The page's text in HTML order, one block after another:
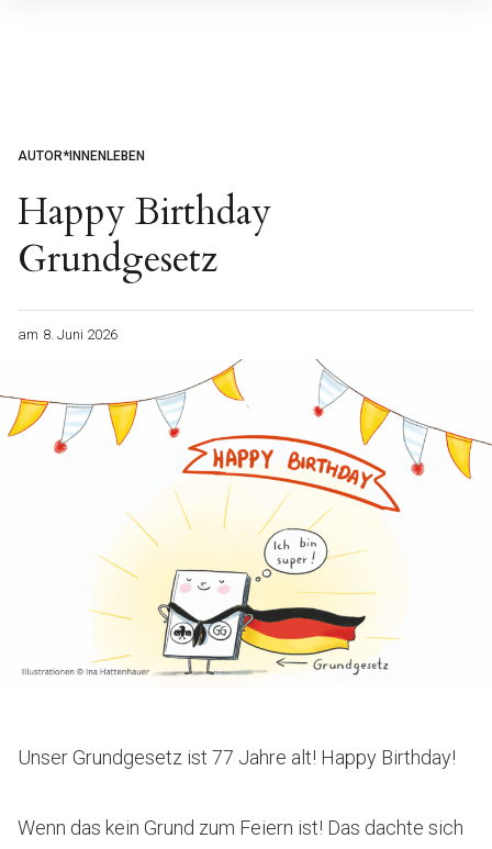
AUTOR*INNENLEBEN
Happy Birthday
Grundgesetz
am 8. Juni 2026
Unser Grundgesetz ist 77 Jahre alt! Happy Birthday!
Wenn das kein Grund zum Feiern ist! Das dachte sich